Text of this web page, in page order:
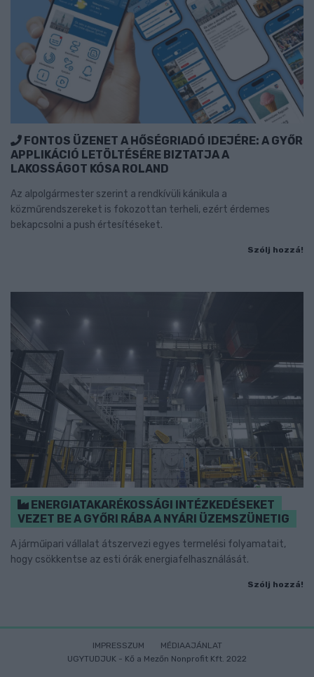
FONTOS ÜZENET A HŐSÉGRIADÓ IDEJÉRE: A GYŐR
APPLIKÁCIÓ LETÖLTÉSÉRE BIZTATJA A
LAKOSSÁGOT KÓSA ROLAND
Az alpolgármester szerint a rendkívüli kánikula a
közműrendszereket is fokozottan terheli, ezért érdemes
bekapcsolni a push értesítéseket.
Szólj hozzá!
ENERGIATAKARÉKOSSÁGI INTÉZKEDÉSEKET
VEZET BE A GYŐRI RÁBA A NYÁRI ÜZEMSZÜNETIG
A járműipari vállalat átszervezi egyes termelési folyamatait,
hogy csökkentse az esti órák energiafelhasználását.
Szólj hozzá!
IMPRESSZUM
MÉDIAAJÁNLAT
UGYTUDJUK - Kő a Mezőn Nonprofit Kft. 2022